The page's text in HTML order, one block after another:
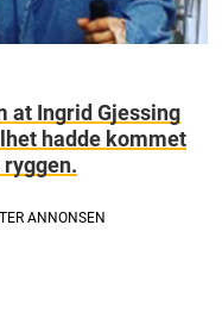
at Ingrid Gjessing
hadde kommet